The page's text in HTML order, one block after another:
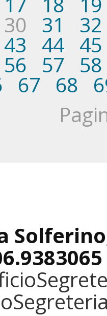
30 31 32
43 44 45
56 57 58
67 68